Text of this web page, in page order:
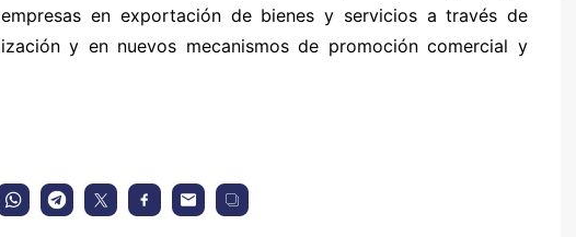
en exportación de bienes y servicios a través de
y en nuevos mecanismos de promoción comercial y